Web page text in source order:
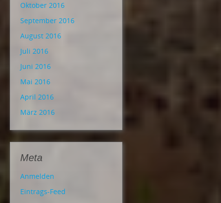
Oktober 2016
September 2016
August 2016
Juli 2016
Juni 2016
Mai 2016
April 2016
März 2016
Meta
Anmelden
Eintrags-Feed